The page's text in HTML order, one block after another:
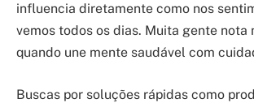
influencia diretamente como nos
vemos todos os dias. Muita gente nota
quando une mente saudável com
Buscas por soluções rápidas como